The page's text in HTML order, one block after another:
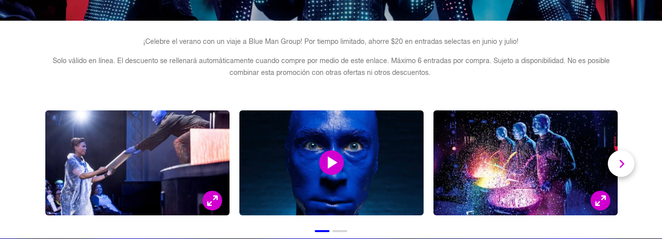
¡Celebre el verano con un viaje a Blue Man Group! Por tiempo limitado, ahorre $20 en entradas selectas en junio y julio!
Solo válido en línea. El descuento se rellenará automáticamente cuando compre por medio de este enlace. Máximo 6 entradas por compra. Sujeto a disponibilidad. No es posible
combinar esta promoción con otras ofertas ni otros descuentos.